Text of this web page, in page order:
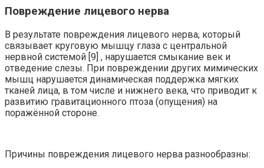
Повреждение лицевого нерва
В результате повреждения лицевого нерва, который
связывает круговую мышцу глаза с центральной
нервной системой [9] , нарушается смыкание век и
отведение слезы. При повреждении других мимических
мышц нарушается динамическая поддержка мягких
тканей лица, в том числе и нижнего века, что приводит к
развитию гравитационного птоза (опущения) на
поражённой стороне.
Причины повреждения лицевого нерва разнообразны: